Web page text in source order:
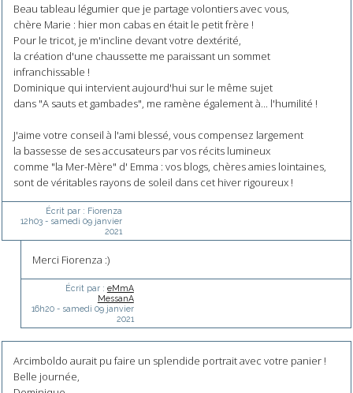
Beau tableau légumier que je partage volontiers avec vous,
chère Marie : hier mon cabas en était le petit frère !
Pour le tricot, je m'incline devant votre dextérité,
la création d'une chaussette me paraissant un sommet
infranchissable !
Dominique qui intervient aujourd'hui sur le même sujet
dans "A sauts et gambades", me ramène également à... l'humilité !
J'aime votre conseil à l'ami blessé, vous compensez largement
la bassesse de ses accusateurs par vos récits lumineux
comme "la Mer-Mère" d' Emma : vos blogs, chères amies lointaines,
sont de véritables rayons de soleil dans cet hiver rigoureux !
Écrit par : Fiorenza
12h03- samedi 09 janvier
2021
Merci Fiorenza :)
Écrit par : eMmA
MessanA
16h20- samedi 09 janvier
2021
Arcimboldo aurait pu faire un splendide portrait avec votre panier !
Belle journée,